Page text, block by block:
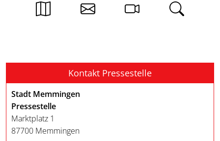
Kontakt Pressestelle
Stadt Memmingen
Pressestelle
Marktplatz 1
87700 Memmingen